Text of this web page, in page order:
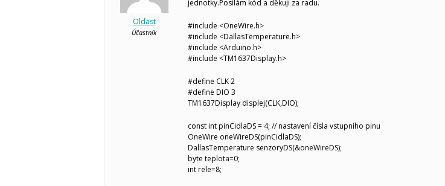
Oldast
Účastník
jednotky.Posílám kód a děkuji za radu.
#include <OneWire.h>
#include <DallasTemperature.h>
#include <Arduino.h>
#include <TM1637Display.h>
#define CLK 2
#define DIO 3
TM1637Display displej(CLK,DIO);
const int pinCidlaDS = 4; // nastavení čísla vstupního pinu
OneWire oneWireDS(pinCidlaDS);
DallasTemperature senzoryDS(&oneWireDS);
byte teplota=0;
int rele=8;